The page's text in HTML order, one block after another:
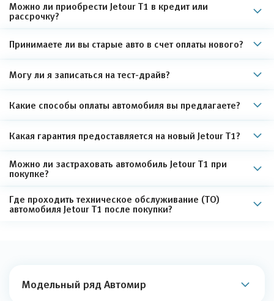
Можно ли приобрести Jetour T1 в кредит или
рассрочку?
Принимаете ли вы старые авто в счет оплаты нового?
Могу ли я записаться на тест-драйв?
Какие способы оплаты автомобиля вы предлагаете?
Какая гарантия предоставляется на новый Jetour T1?
Можно ли застраховать автомобиль Jetour T1 при
покупке?
Где проходить техническое обслуживание (ТО)
автомобиля Jetour T1 после покупки?
Модельный ряд Автомир